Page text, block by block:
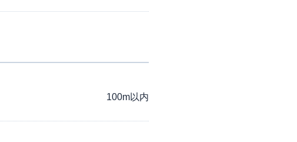
100m以内